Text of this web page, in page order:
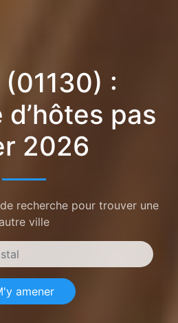
:
pas
2026
recherche pour trouver une
autre ville
amener